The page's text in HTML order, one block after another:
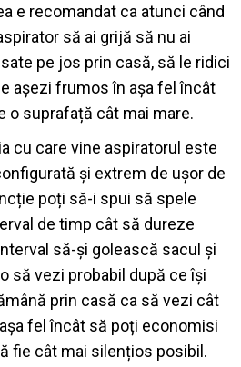
e recomandat ca atunci când
să ai grijă să nu ai
pe jos prin casă, să le ridici
așezi frumos în așa fel încât
o suprafață cât mai mare.
cu care vine aspiratorul este
și extrem de ușor de
poți să-i spui să spele
de timp cât să dureze
să-și golească sacul și
să vezi probabil după ce își
prin casă ca să vezi cât
fel încât să poți economisi
fie cât mai silențios posibil.